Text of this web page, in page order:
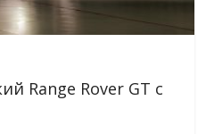
Range Rover GT с